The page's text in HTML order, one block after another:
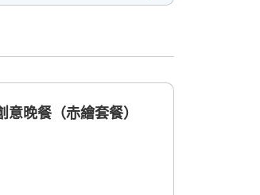
晚餐（赤繪套餐）